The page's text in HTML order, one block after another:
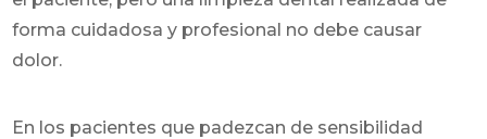
forma cuidadosa y profesional no debe causar
dolor.
En los pacientes que padezcan de sensibilidad